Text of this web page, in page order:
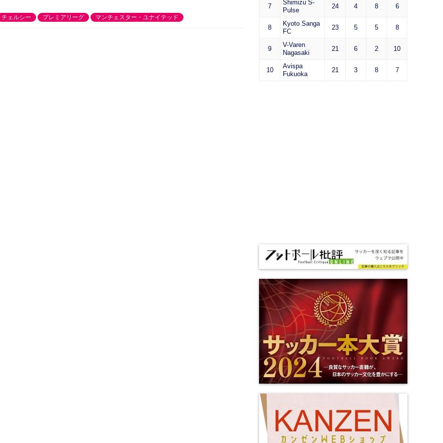
チェルシー プレミアリーグ マンチェスター・ユナイテッド
7
Shimizu S-
Pulse
24 4 8 6
8
Kyoto Sanga
FC
23 5 5 8
9
V-Varen
Nagasaki
21 6 2 10
10
Avispa
Fukuoka
21 3 8 7